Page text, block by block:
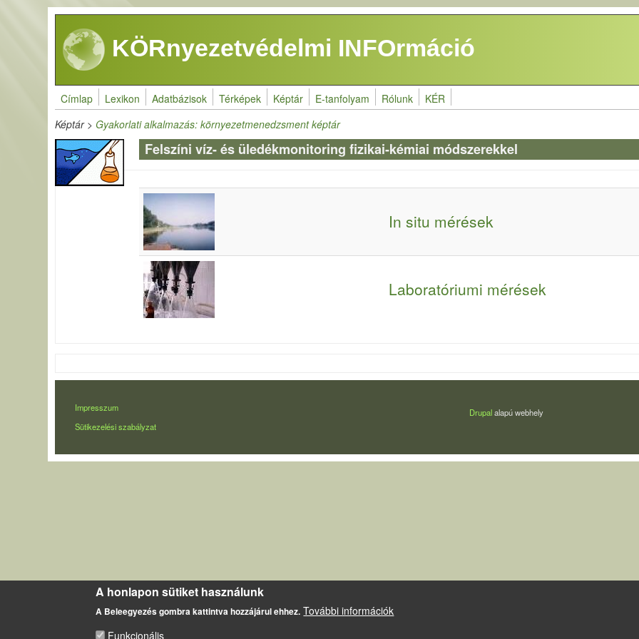
Ugrás a tartalomra
KÖRnyezetvédelmi INFOrmáció
Címlap Lexikon Adatbázisok Térképek Képtár E-tanfolyam Rólunk KÉR
Képtár>Gyakorlati alkalmazás: környezetmenedzsment képtár
Felszíni víz- és üledékmonitoring fizikai-kémiai módszerekkel
In situ mérések
Laboratóriumi mérések
LÁBLÉC
Impresszum
Sütikezelési szabályzat
Drupalalapú webhely
A honlapon sütiket használunk
A Beleegyezés gombra kattintva hozzájárul ehhez. További információk
Funkcionális